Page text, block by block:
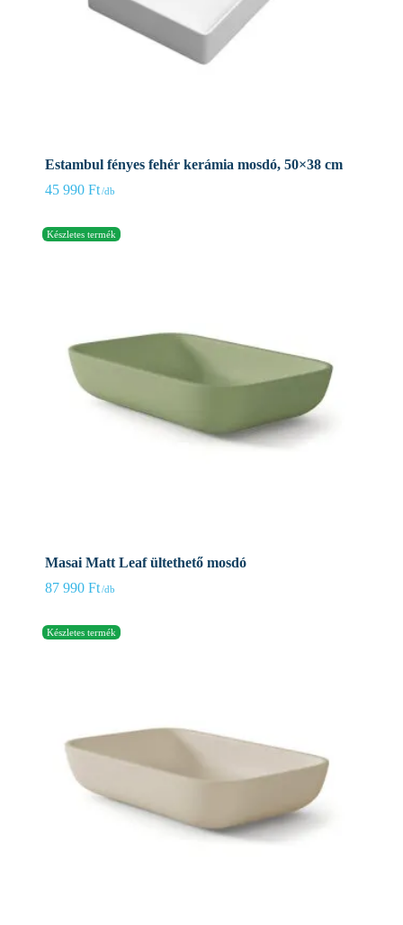
Estambul fényes fehér kerámia mosdó, 50×38 cm
45 990 Ft
Masai Matt Leaf ültethető mosdó
87 990 Ft